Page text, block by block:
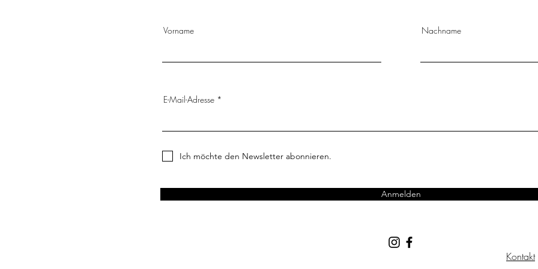
Vorname Nachname
E-Mail-Adresse
Ich möchte den Newsletter abonnieren.
Anmelden
Kontakt